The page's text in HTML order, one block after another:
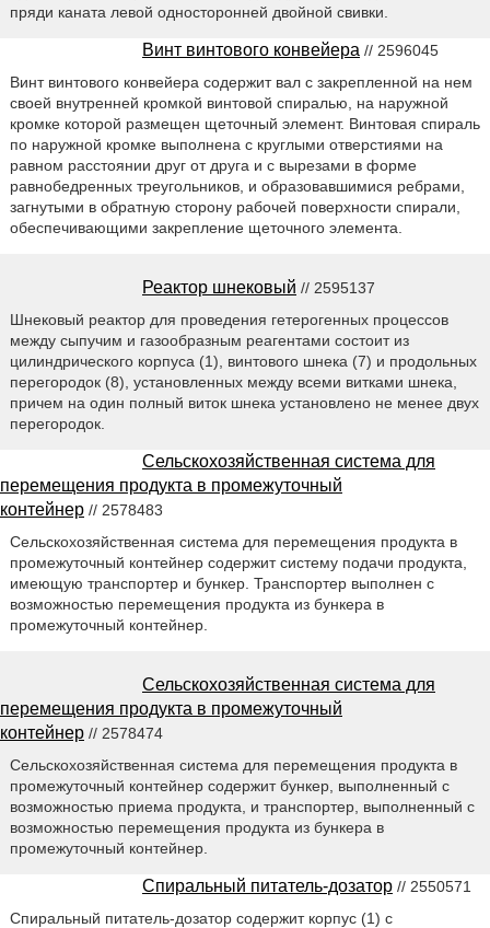
пряди каната левой односторонней двойной свивки.
Винт винтового конвейера // 2596045
Винт винтового конвейера содержит вал с закрепленной на нем
своей внутренней кромкой винтовой спиралью, на наружной
кромке которой размещен щеточный элемент. Винтовая спираль
по наружной кромке выполнена с круглыми отверстиями на
равном расстоянии друг от друга и с вырезами в форме
равнобедренных треугольников, и образовавшимися ребрами,
загнутыми в обратную сторону рабочей поверхности спирали,
обеспечивающими закрепление щеточного элемента.
Реактор шнековый // 2595137
Шнековый реактор для проведения гетерогенных процессов
между сыпучим и газообразным реагентами состоит из
цилиндрического корпуса (1), винтового шнека (7) и продольных
перегородок (8), установленных между всеми витками шнека,
причем на один полный виток шнека установлено не менее двух
перегородок.
Сельскохозяйственная система для
перемещения продукта в промежуточный
контейнер // 2578483
Сельскохозяйственная система для перемещения продукта в
промежуточный контейнер содержит систему подачи продукта,
имеющую транспортер и бункер. Транспортер выполнен с
возможностью перемещения продукта из бункера в
промежуточный контейнер.
Сельскохозяйственная система для
перемещения продукта в промежуточный
контейнер // 2578474
Cельскохозяйственная система для перемещения продукта в
промежуточный контейнер содержит бункер, выполненный с
возможностью приема продукта, и транспортер, выполненный с
возможностью перемещения продукта из бункера в
промежуточный контейнер.
Спиральный питатель-дозатор // 2550571
Спиральный питатель-дозатор содержит корпус (1) с